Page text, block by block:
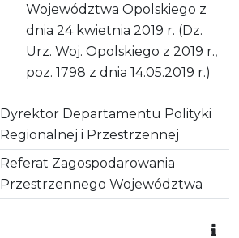
Województwa Opolskiego z
dnia 24 kwietnia 2019 r. (Dz.
Urz. Woj. Opolskiego z 2019 r.,
poz. 1798 z dnia 14.05.2019 r.)
Dyrektor Departamentu Polityki
Regionalnej i Przestrzennej
Referat Zagospodarowania
Przestrzennego Województwa